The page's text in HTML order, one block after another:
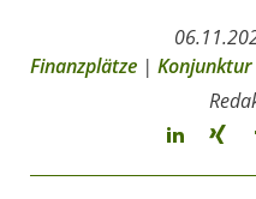
Finanzplätze | Konjunktur